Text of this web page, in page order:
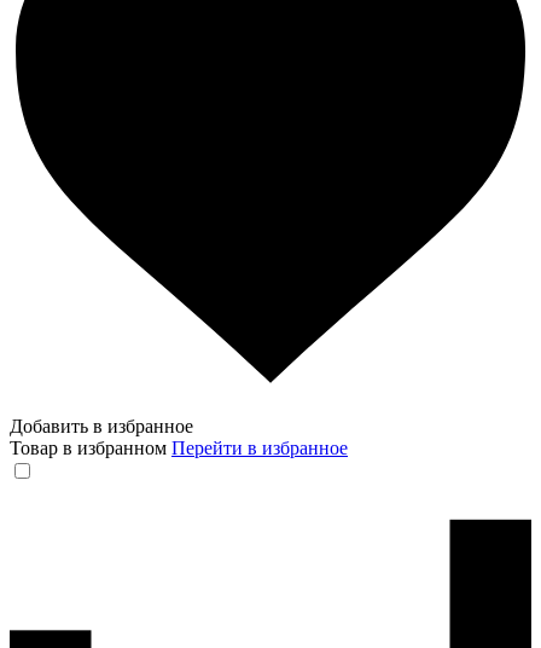
Добавить в избранное
Товар в избранном Перейти в избранное